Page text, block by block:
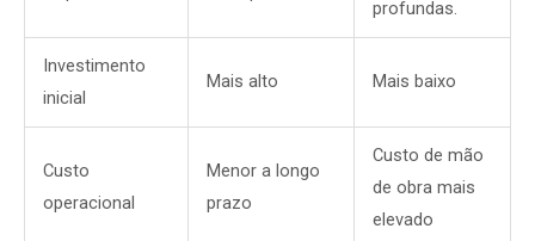
profundas.
Investimento
inicial
Mais alto Mais baixo
Custo
operacional
Menor a longo
prazo
Custo de mão
de obra mais
elevado